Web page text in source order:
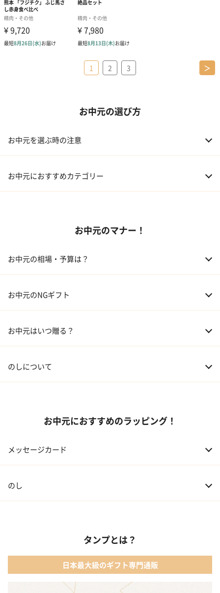
1 2 3 ＞
お中元の選び方
お中元を選ぶ時の注意
お中元におすすめカテゴリー
03 ギフトカタログ
お中元のマナー！
お中元の相場・予算は？
02 兄弟、姉妹 3,000～5,000円
04 会社の上司 5,000円程度
お中元のNGギフト
お中元はいつ贈る？
のしについて
お中元におすすめのラッピング！
メッセージカード
のし
タンプとは？
日本最大級のギフト専門通販